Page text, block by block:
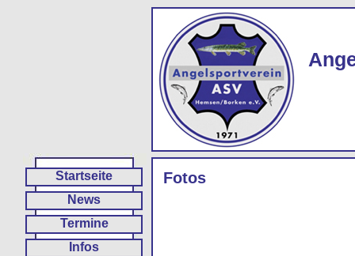
Startseite
News
Termine
Infos
Fotos